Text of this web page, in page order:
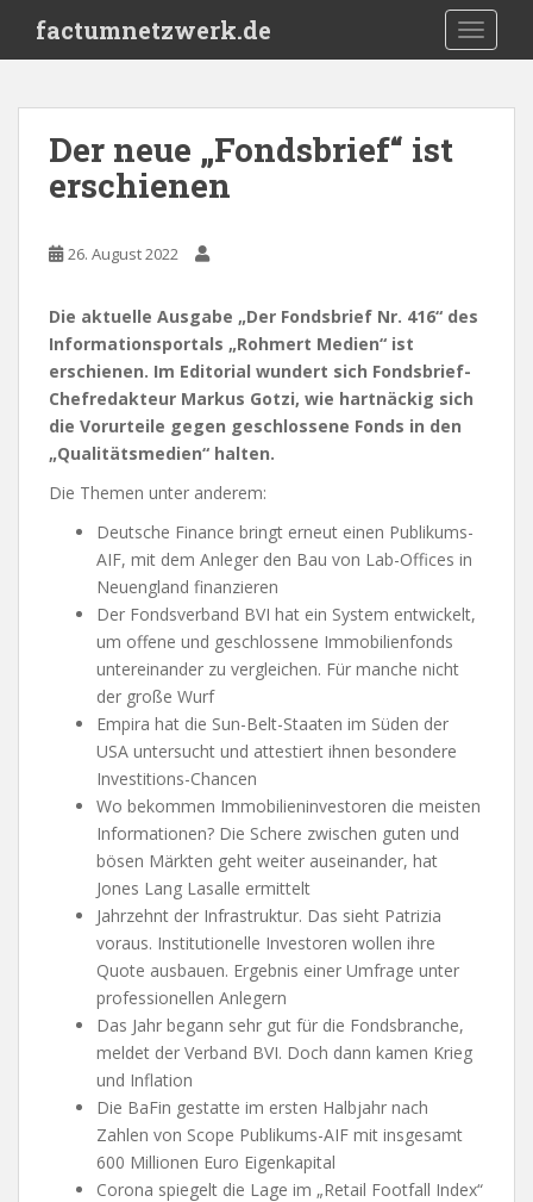
i
factumnetzwerk.de
Der neue „Fondsbrief“ ist
erschienen
26. August 2022
Die aktuelle Ausgabe „Der Fondsbrief Nr. 416“ des
Informationsportals „Rohmert Medien“ ist
erschienen. Im Editorial wundert sich Fondsbrief-
Chefredakteur Markus Gotzi, wie hartnäckig sich
die Vorurteile gegen geschlossene Fonds in den
„Qualitätsmedien“ halten.
Die Themen unter anderem:
Deutsche Finance bringt erneut einen Publikums-
AIF, mit dem Anleger den Bau von Lab-Offices in
Neuengland finanzieren
Der Fondsverband BVI hat ein System entwickelt,
um offene und geschlossene Immobilienfonds
untereinander zu vergleichen. Für manche nicht
der große Wurf
Empira hat die Sun-Belt-Staaten im Süden der
USA untersucht und attestiert ihnen besondere
Investitions-Chancen
Wo bekommen Immobilieninvestoren die meisten
Informationen? Die Schere zwischen guten und
bösen Märkten geht weiter auseinander, hat
Jones Lang Lasalle ermittelt
Jahrzehnt der Infrastruktur. Das sieht Patrizia
voraus. Institutionelle Investoren wollen ihre
Quote ausbauen. Ergebnis einer Umfrage unter
professionellen Anlegern
Das Jahr begann sehr gut für die Fondsbranche,
meldet der Verband BVI. Doch dann kamen Krieg
und Inflation
Die BaFin gestatte im ersten Halbjahr nach
Zahlen von Scope Publikums-AIF mit insgesamt
600 Millionen Euro Eigenkapital
Corona spiegelt die Lage im „Retail Footfall Index“